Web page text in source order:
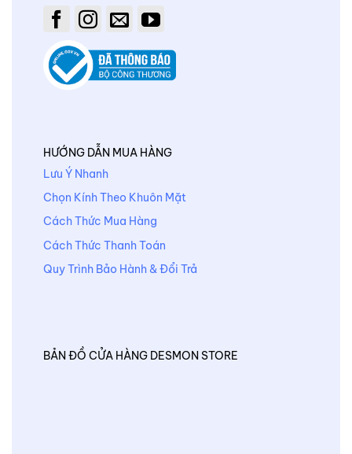
HƯỚNG DẪN MUA HÀNG
Lưu Ý Nhanh
Chọn Kính Theo Khuôn Mặt
Cách Thức Mua Hàng
Cách Thức Thanh Toán
Quy Trình Bảo Hành & Đổi Trả
BẢN ĐỒ CỬA HÀNG DESMON STORE